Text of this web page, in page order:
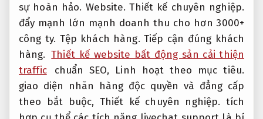
sự hoàn hảo. Website. Thiết kế chuyên nghiệp.
đẩy mạnh lớn mạnh doanh thu cho hơn 3000+
công ty. Tệp khách hàng. Tiếp cận đúng khách
hàng. Thiết kế website bất động sản cải thiện
traffic
chuẩn SEO, Linh hoạt theo mục tiêu.
giao diện nhãn hàng độc quyền và đẳng cấp
theo bắt buộc, Thiết kế chuyên nghiệp. tích